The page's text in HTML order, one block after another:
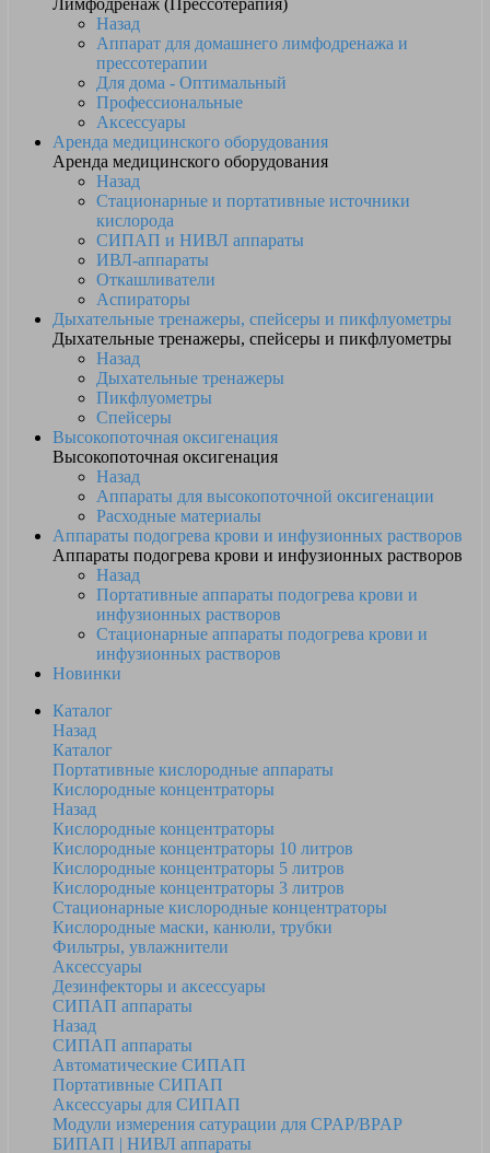
Лимфодренаж (Прессотерапия)
Назад
Аппарат для домашнего лимфодренажа и
прессотерапии
Для дома - Оптимальный
Профессиональные
Аксессуары
Аренда медицинского оборудования
Аренда медицинского оборудования
Назад
Стационарные и портативные источники
кислорода
СИПАП и НИВЛ аппараты
ИВЛ-аппараты
Откашливатели
Аспираторы
Дыхательные тренажеры, спейсеры и пикфлуометры
Дыхательные тренажеры, спейсеры и пикфлуометры
Назад
Дыхательные тренажеры
Пикфлуометры
Спейсеры
Высокопоточная оксигенация
Высокопоточная оксигенация
Назад
Аппараты для высокопоточной оксигенации
Расходные материалы
Аппараты подогрева крови и инфузионных растворов
Аппараты подогрева крови и инфузионных растворов
Назад
Портативные аппараты подогрева крови и
инфузионных растворов
Стационарные аппараты подогрева крови и
инфузионных растворов
Новинки
Каталог
Назад
Каталог
Портативные кислородные аппараты
Кислородные концентраторы
Назад
Кислородные концентраторы
Кислородные концентраторы 10 литров
Кислородные концентраторы 5 литров
Кислородные концентраторы 3 литров
Стационарные кислородные концентраторы
Кислородные маски, канюли, трубки
Фильтры, увлажнители
Аксессуары
Дезинфекторы и аксессуары
СИПАП аппараты
Назад
СИПАП аппараты
Автоматические СИПАП
Портативные СИПАП
Аксессуары для СИПАП
Модули измерения сатурации для CPAP/BPAP
БИПАП | НИВЛ аппараты